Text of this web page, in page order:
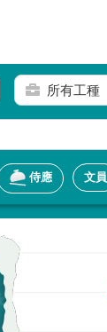
所有工種
侍應 文員